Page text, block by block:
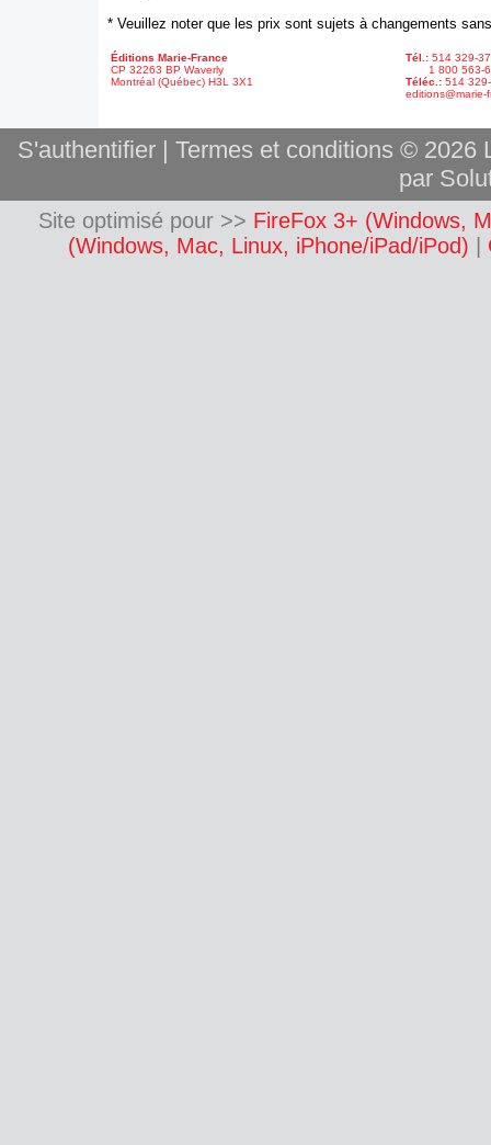
* Veuillez noter que les prix sont sujets à changements
Éditions Marie-France
CP 32263 BP Waverly
Montréal (Québec) H3L 3X1
Tél.: 514 329-
1 800 563-
Téléc.: 514
editions@marie-
S'authentifier| Termes et conditions © 2026
par
Site optimisé pour >> FireFox 3+ (Windows,
(Windows, Mac, Linux, iPhone/iPad/iPod)